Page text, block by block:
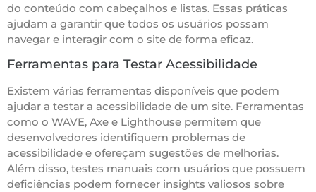
do conteúdo com cabeçalhos e listas. Essas práticas
ajudam a garantir que todos os usuários possam
navegar e interagir com o site de forma eficaz.
Ferramentas para Testar Acessibilidade
Existem várias ferramentas disponíveis que podem
ajudar a testar a acessibilidade de um site. Ferramentas
como o WAVE, Axe e Lighthouse permitem que
desenvolvedores identifiquem problemas de
acessibilidade e ofereçam sugestões de melhorias.
Além disso, testes manuais com usuários que possuem
deficiências podem fornecer insights valiosos sobre